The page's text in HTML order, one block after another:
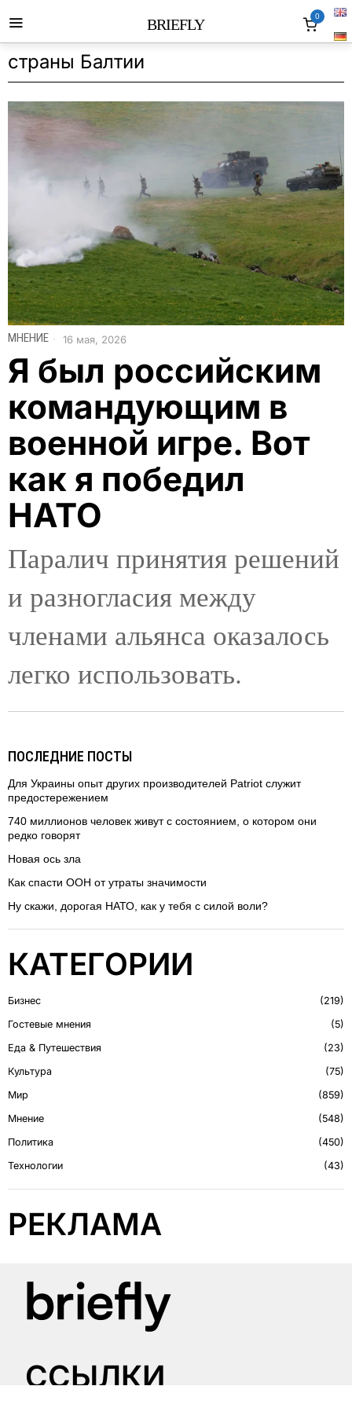
BRIEFLY 0
страны Балтии
МНЕНИЕ 16 мая, 2026
Я был российским
командующим в
военной игре. Вот
как я победил
НАТО
Паралич принятия решений
и разногласия между
членами альянса оказалось
легко использовать.
ПОСЛЕДНИЕ ПОСТЫ
Для Украины опыт других производителей Patriot служит
предостережением
740 миллионов человек живут с состоянием, о котором они
редко говорят
Новая ось зла
Как спасти ООН от утраты значимости
Ну скажи, дорогая НАТО, как у тебя с силой воли?
КАТЕГОРИИ
Бизнес
219
Гостевые мнения
5
Еда & Путешествия
23
Культура
75
Мир
859
Мнение
548
Политика
450
Технологии
43
РЕКЛАМА
CСЫЛКИ